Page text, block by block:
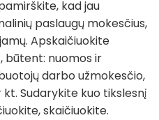
kad jau
paslaugų mokesčius,
Apskaičiuokite
būtent: nuomos ir
darbo užmokesčio,
Sudarykite kuo tikslesnį
skaičiuokite.